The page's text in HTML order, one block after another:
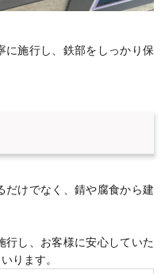
に施行し、鉄部をしっかり保
だけでなく、錆や腐食から建
行し、お客様に安心していた
ります。